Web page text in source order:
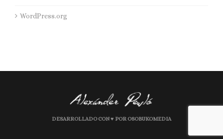
WordPress.org
DESARROLLADO CON ♥ POR OSOBUKOMEDIA